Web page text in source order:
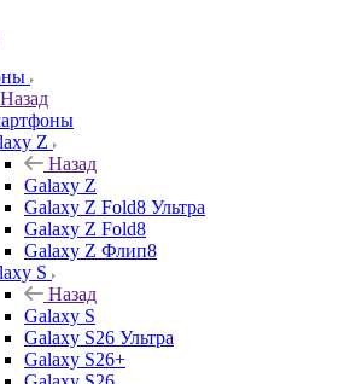
Назад
Z
Назад
Galaxy Z
Galaxy Z Fold8 Ультра
Galaxy Z Fold8
Galaxy Z Флип8
S
Назад
Galaxy S
Galaxy S26 Ультра
Galaxy S26+